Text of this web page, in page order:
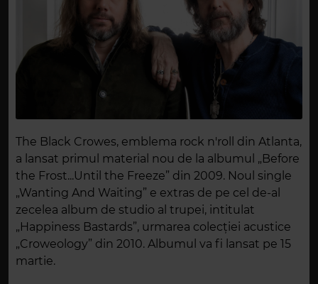
The Black Crowes, emblema rock n'roll din Atlanta,
a lansat primul material nou de la albumul „Before
the Frost...Until the Freeze” din 2009. Noul single
„Wanting And Waiting” e extras de pe cel de-al
zecelea album de studio al trupei, intitulat
„Happiness Bastards”, urmarea colecției acustice
„Croweology” din 2010. Albumul va fi lansat pe 15
martie.